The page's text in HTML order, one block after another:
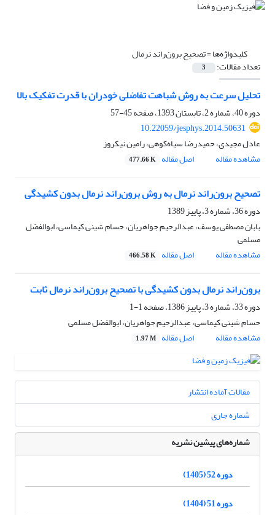
کلیدواژه‌ها =تصحیح برون‌راند نرمال
تعداد مقالات: 3
تحلیل سرعت به روش شباهت تفاضلی خودران با قدرت تفکیک بالا
دوره 40، شماره 2، تابستان 1393، صفحه
45-57
10.22059/jesphys.2014.50631
عادل مجیدی، حمیدرضا سیاه‌کوهی، رامین نیکروز
مشاهده مقاله
اصل مقاله 477.66 K
تصحیح برون‌راند نرمال به روش برون‌راند نرمال بدون کشیدگی
دوره 36، شماره 3، پاییز 1389
بابان مصطفی یوسف، عبدالرحیم جواهریان، حسام شینی کیماسی، ابوالفضل
مسلمی
مشاهده مقاله
اصل مقاله 466.58 K
برون‌راند نرمال بدون کشیدگی با تصحیح برون‌راند نرمال ثابت
دوره 33، شماره 3، پاییز 1386، صفحه
1-1
حسام شینی کیماسی، عبدالرحیم جواهریان، ابوالفضل مسلمی
مشاهده مقاله
اصل مقاله 1.97 M
مقالات آماده انتشار
شماره جاری
شماره‌های پیشین نشریه
دوره 52 (1405)
دوره 51 (1404)